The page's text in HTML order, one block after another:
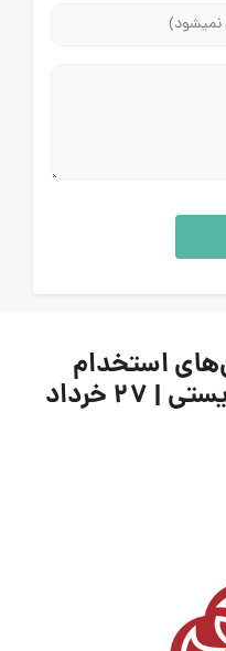
استخدام
شرکت فرآیند فرآوری زیستی | ۲۷ خرداد